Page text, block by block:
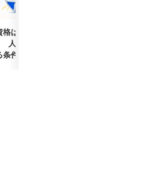
は武器になる？採用担当
に聞いた、資格が評価に
件【まなびイ...